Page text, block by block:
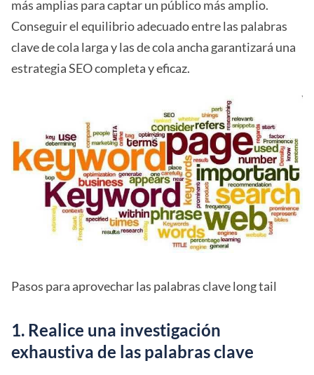
más amplias para captar un público más amplio.
Conseguir el equilibrio adecuado entre las palabras
clave de cola larga y las de cola ancha garantizará una
estrategia SEO completa y eficaz.
Pasos para aprovechar las palabras clave long tail
1. Realice una investigación
exhaustiva de las palabras clave